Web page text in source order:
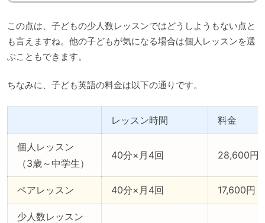
この点は、子どもの少人数レッスンではどうしようもない点と
も言えますね。他の子どもが気になる場合は個人レッスンを選
ぶこともできます。
ちなみに、子ども英語の料金は以下の通りです。
レッスン時間 料金
個人レッスン
（3歳～中学生）
40分×月4回 28,600円
ペアレッスン 40分×月4回 17,600円
少人数レッスン